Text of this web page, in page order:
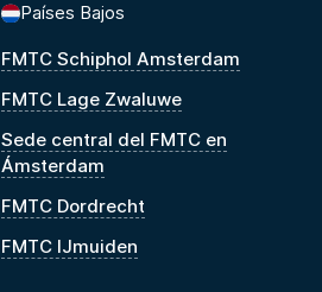
Países Bajos
FMTC Schiphol Amsterdam
FMTC Lage Zwaluwe
Sede central del FMTC en
Ámsterdam
FMTC Dordrecht
FMTC IJmuiden